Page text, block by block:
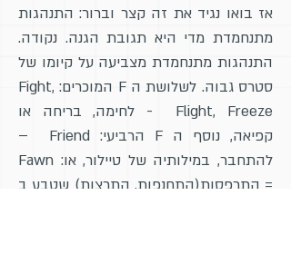
אז בואו נגיד את זה קצר וברור: התנהגות
מתנחמדת מדי היא תגובת הגנה. נקודה.
התנהגות מתנחמדת מצביעה על קיומו של
סטרס גבוה. לשלושת ה F המוכרים: Fight,
Flight, Freeze - לחימה, בריחה או
קפיאה, נוסף ה F הרביעי: Friend –
להתחבר, במילותיה של טיילור, או: Fawn
= התרפסות(התחנפות, התרצות) שטבע ב